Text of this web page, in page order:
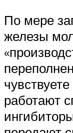
По мере
железы
работают